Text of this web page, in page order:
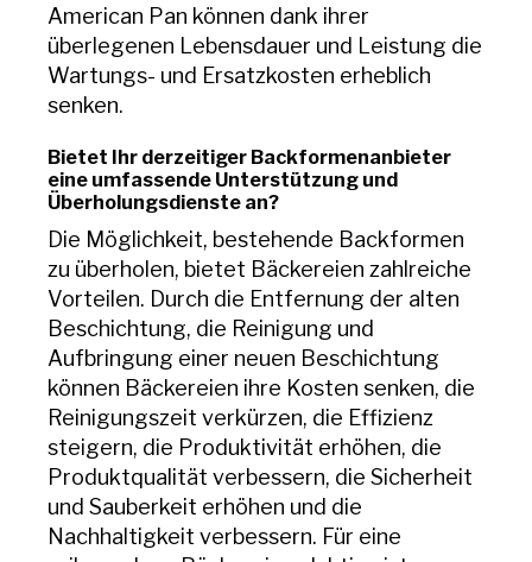
American Pan können dank ihrer
überlegenen Lebensdauer und Leistung die
Wartungs- und Ersatzkosten erheblich
senken.
Bietet Ihr derzeitiger Backformenanbieter
eine umfassende Unterstützung und
Überholungsdienste an?
Die Möglichkeit, bestehende Backformen
zu überholen, bietet Bäckereien zahlreiche
Vorteilen. Durch die Entfernung der alten
Beschichtung, die Reinigung und
Aufbringung einer neuen Beschichtung
können Bäckereien ihre Kosten senken, die
Reinigungszeit verkürzen, die Effizienz
steigern, die Produktivität erhöhen, die
Produktqualität verbessern, die Sicherheit
und Sauberkeit erhöhen und die
Nachhaltigkeit verbessern. Für eine